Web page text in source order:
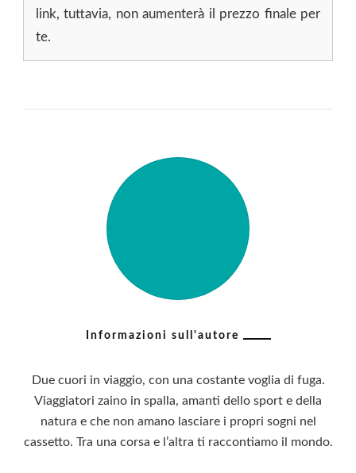
link, tuttavia, non aumenterà il prezzo finale per
te.
Informazioni sull'autore
Due cuori in viaggio, con una costante voglia di fuga.
Viaggiatori zaino in spalla, amanti dello sport e della
natura e che non amano lasciare i propri sogni nel
cassetto. Tra una corsa e l’altra ti raccontiamo il mondo.